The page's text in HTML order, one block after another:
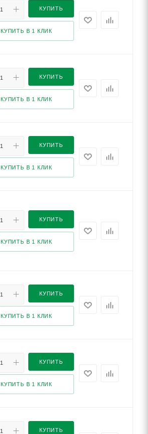
КУПИТЬ
КУПИТЬ В 1 КЛИК
КУПИТЬ
КУПИТЬ В 1 КЛИК
КУПИТЬ
КУПИТЬ В 1 КЛИК
КУПИТЬ
КУПИТЬ В 1 КЛИК
КУПИТЬ
КУПИТЬ В 1 КЛИК
КУПИТЬ
КУПИТЬ В 1 КЛИК
КУПИТЬ